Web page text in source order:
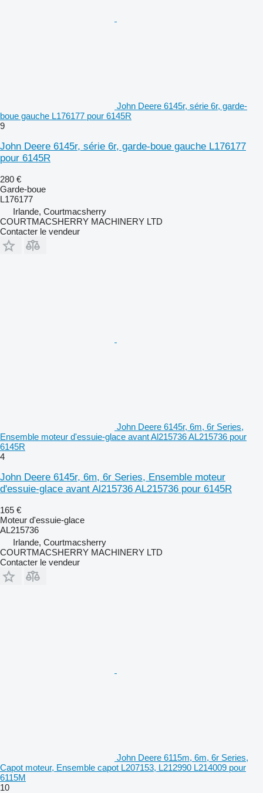
John Deere 6145r, série 6r, garde-
boue gauche L176177 pour 6145R
9
John Deere 6145r, série 6r, garde-boue gauche L176177
pour 6145R
280 €
Garde-boue
L176177
Irlande, Courtmacsherry
COURTMACSHERRY MACHINERY LTD
Contacter le vendeur
John Deere 6145r, 6m, 6r Series,
Ensemble moteur d'essuie-glace avant Al215736 AL215736 pour
6145R
4
John Deere 6145r, 6m, 6r Series, Ensemble moteur
d'essuie-glace avant Al215736 AL215736 pour 6145R
165 €
Moteur d'essuie-glace
AL215736
Irlande, Courtmacsherry
COURTMACSHERRY MACHINERY LTD
Contacter le vendeur
John Deere 6115m, 6m, 6r Series,
Capot moteur, Ensemble capot L207153, L212990 L214009 pour
6115M
10